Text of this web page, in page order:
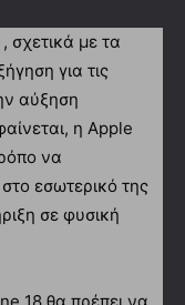
σχετικά με τα
για τις
αύξηση
η Apple
να
εσωτερικό της
σε φυσική